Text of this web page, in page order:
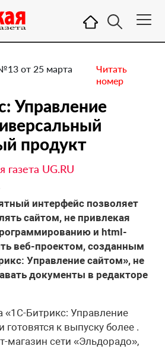
от 25 марта
Читать
номер
Управление
продукт
газета UG.RU
интерфейс позволяет
сайтом, не привлекая
и html-
веб-проектом, созданным
Управление сайтом», не
документы в редакторе
«1С-Битрикс: Управление
к выпуску более .
магазин сети «Эльдорадо»,